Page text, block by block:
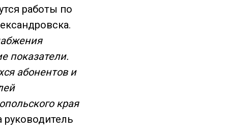
работы по
показатели.
абонентов и
края
руководитель